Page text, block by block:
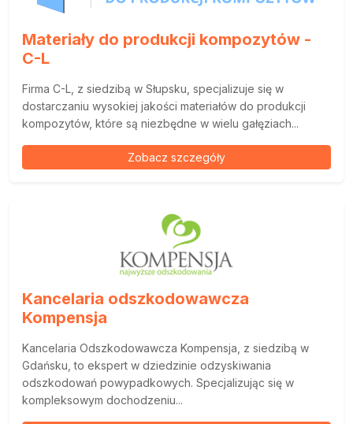
Materiały do produkcji kompozytów -
C-L
Firma C-L, z siedzibą w Słupsku, specjalizuje się w
dostarczaniu wysokiej jakości materiałów do produkcji
kompozytów, które są niezbędne w wielu gałęziach...
Zobacz szczegóły
Kancelaria odszkodowawcza
Kompensja
Kancelaria Odszkodowawcza Kompensja, z siedzibą w
Gdańsku, to ekspert w dziedzinie odzyskiwania
odszkodowań powypadkowych. Specjalizując się w
kompleksowym dochodzeniu...